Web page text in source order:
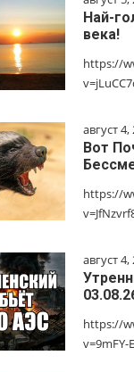
Най-
века!
https://
август 4,
Вот
https://
август 4,
https://
v=9mFY-